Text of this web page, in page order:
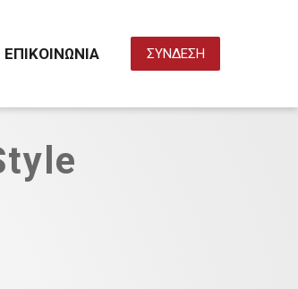
ΕΠΙΚΟΙΝΩΝΙΑ ΣΥΝΔΕΣΗ